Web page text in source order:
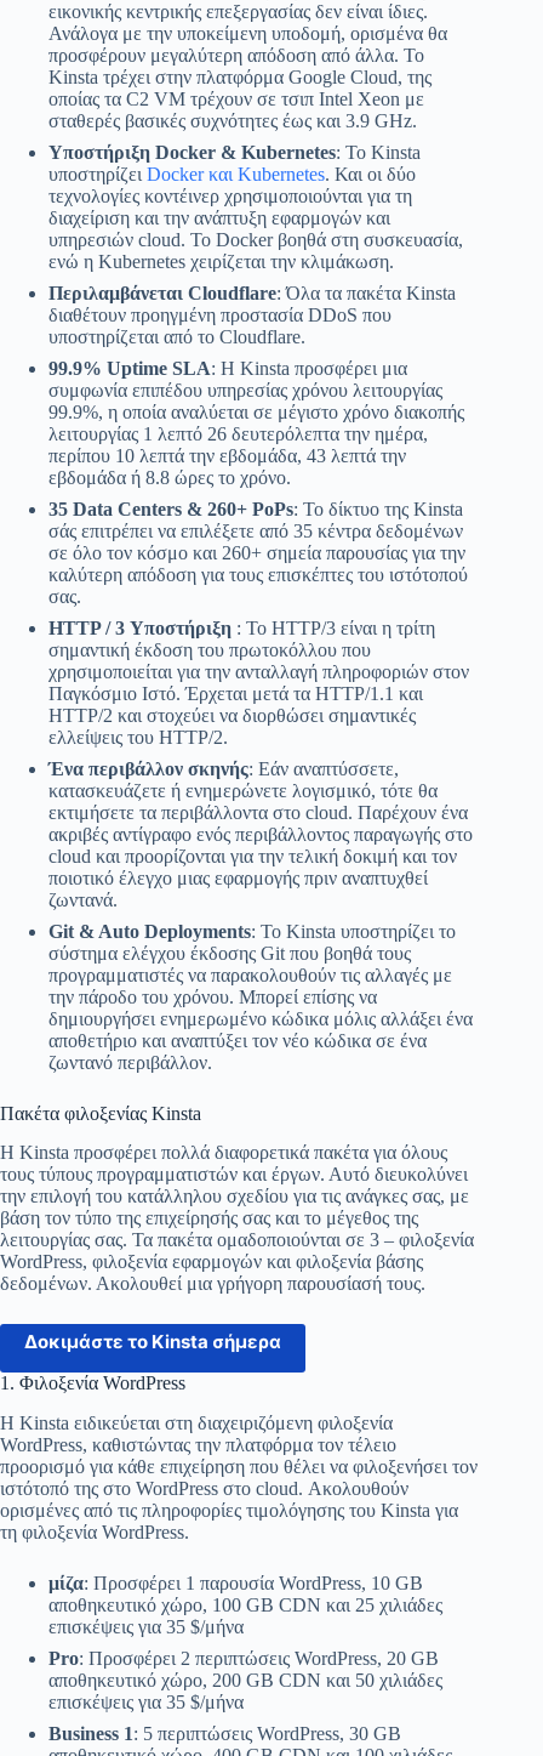
εικονικής κεντρικής επεξεργασίας δεν είναι ίδιες.
Ανάλογα με την υποκείμενη υποδομή, ορισμένα θα
προσφέρουν μεγαλύτερη απόδοση από άλλα. Το
Kinsta τρέχει στην πλατφόρμα Google Cloud, της
οποίας τα C2 VM τρέχουν σε τσιπ Intel Xeon με
σταθερές βασικές συχνότητες έως και 3.9 GHz.
Υποστήριξη Docker & Kubernetes: Το Kinsta
υποστηρίζει Docker και Kubernetes. Και οι δύο
τεχνολογίες κοντέινερ χρησιμοποιούνται για τη
διαχείριση και την ανάπτυξη εφαρμογών και
υπηρεσιών cloud. Το Docker βοηθά στη συσκευασία,
ενώ η Kubernetes χειρίζεται την κλιμάκωση.
Περιλαμβάνεται Cloudflare: Όλα τα πακέτα Kinsta
διαθέτουν προηγμένη προστασία DDoS που
υποστηρίζεται από το Cloudflare.
99.9% Uptime SLA: Η Kinsta προσφέρει μια
συμφωνία επιπέδου υπηρεσίας χρόνου λειτουργίας
99.9%, η οποία αναλύεται σε μέγιστο χρόνο διακοπής
λειτουργίας 1 λεπτό 26 δευτερόλεπτα την ημέρα,
περίπου 10 λεπτά την εβδομάδα, 43 λεπτά την
εβδομάδα ή 8.8 ώρες το χρόνο.
35 Data Centers & 260+ PoPs: Το δίκτυο της Kinsta
σάς επιτρέπει να επιλέξετε από 35 κέντρα δεδομένων
σε όλο τον κόσμο και 260+ σημεία παρουσίας για την
καλύτερη απόδοση για τους επισκέπτες του ιστότοπού
σας.
HTTP / 3 Υποστήριξη : Το HTTP/3 είναι η τρίτη
σημαντική έκδοση του πρωτοκόλλου που
χρησιμοποιείται για την ανταλλαγή πληροφοριών στον
Παγκόσμιο Ιστό. Έρχεται μετά τα HTTP/1.1 και
HTTP/2 και στοχεύει να διορθώσει σημαντικές
ελλείψεις του HTTP/2.
Ένα περιβάλλον σκηνής: Εάν αναπτύσσετε,
κατασκευάζετε ή ενημερώνετε λογισμικό, τότε θα
εκτιμήσετε τα περιβάλλοντα στο cloud. Παρέχουν ένα
ακριβές αντίγραφο ενός περιβάλλοντος παραγωγής στο
cloud και προορίζονται για την τελική δοκιμή και τον
ποιοτικό έλεγχο μιας εφαρμογής πριν αναπτυχθεί
ζωντανά.
Git & Auto Deployments: Το Kinsta υποστηρίζει το
σύστημα ελέγχου έκδοσης Git που βοηθά τους
προγραμματιστές να παρακολουθούν τις αλλαγές με
την πάροδο του χρόνου. Μπορεί επίσης να
δημιουργήσει ενημερωμένο κώδικα μόλις αλλάξει ένα
αποθετήριο και αναπτύξει τον νέο κώδικα σε ένα
ζωντανό περιβάλλον.
Πακέτα φιλοξενίας Kinsta
Η Kinsta προσφέρει πολλά διαφορετικά πακέτα για όλους
τους τύπους προγραμματιστών και έργων. Αυτό διευκολύνει
την επιλογή του κατάλληλου σχεδίου για τις ανάγκες σας, με
βάση τον τύπο της επιχείρησής σας και το μέγεθος της
λειτουργίας σας. Τα πακέτα ομαδοποιούνται σε 3 – φιλοξενία
WordPress, φιλοξενία εφαρμογών και φιλοξενία βάσης
δεδομένων. Ακολουθεί μια γρήγορη παρουσίασή τους.
Δοκιμάστε το Kinsta σήμερα
1. Φιλοξενία WordPress
Η Kinsta ειδικεύεται στη διαχειριζόμενη φιλοξενία
WordPress, καθιστώντας την πλατφόρμα τον τέλειο
προορισμό για κάθε επιχείρηση που θέλει να φιλοξενήσει τον
ιστότοπό της στο WordPress στο cloud. Ακολουθούν
ορισμένες από τις πληροφορίες τιμολόγησης του Kinsta για
τη φιλοξενία WordPress.
μίζα: Προσφέρει 1 παρουσία WordPress, 10 GB
αποθηκευτικό χώρο, 100 GB CDN και 25 χιλιάδες
επισκέψεις για 35 $/μήνα
Pro: Προσφέρει 2 περιπτώσεις WordPress, 20 GB
αποθηκευτικό χώρο, 200 GB CDN και 50 χιλιάδες
επισκέψεις για 35 $/μήνα
Business 1: 5 περιπτώσεις WordPress, 30 GB